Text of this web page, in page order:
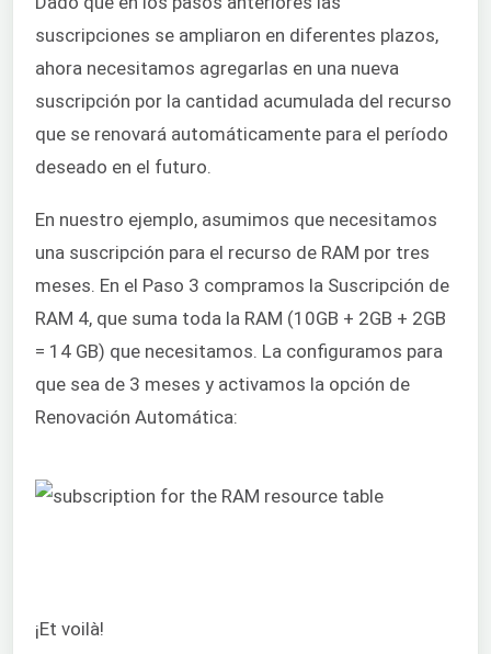
suscripciones se ampliaron en diferentes plazos,
ahora necesitamos agregarlas en una nueva
suscripción por la cantidad acumulada del recurso
que se renovará automáticamente para el período
deseado en el futuro.
En nuestro ejemplo, asumimos que necesitamos
una suscripción para el recurso de RAM por tres
meses. En el Paso 3 compramos la Suscripción de
RAM 4, que suma toda la RAM (10GB + 2GB + 2GB
= 14 GB) que necesitamos. La configuramos para
que sea de 3 meses y activamos la opción de
Renovación Automática:
¡Et voilà!